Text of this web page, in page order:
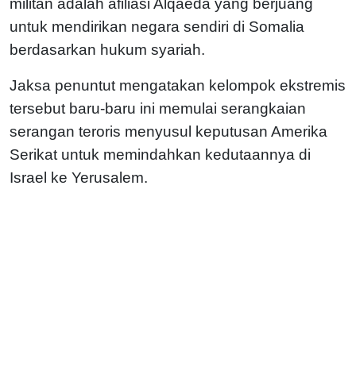
militan adalah afiliasi Alqaeda yang berjuang
untuk mendirikan negara sendiri di Somalia
berdasarkan hukum syariah.
Jaksa penuntut mengatakan kelompok ekstremis
tersebut baru-baru ini memulai serangkaian
serangan teroris menyusul keputusan Amerika
Serikat untuk memindahkan kedutaannya di
Israel ke Yerusalem.